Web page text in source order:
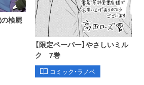
の検屍
【限定ペーパー】やさしいミル
ク 7巻
コミック・ラノベ